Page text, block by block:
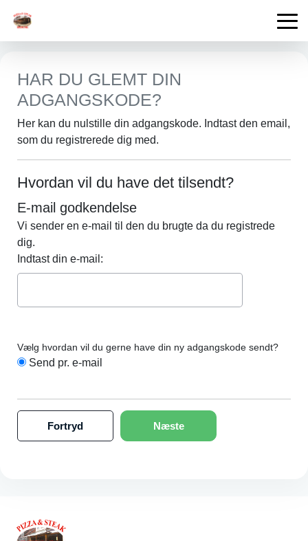
HAR DU GLEMT DIN
ADGANGSKODE?
Her kan du nulstille din adgangskode. Indtast den email,
som du registrerede dig med.
Hvordan vil du have det tilsendt?
E-mail godkendelse
Vi sender en e-mail til den du brugte da du registrede
dig.
Indtast din e-mail:
Vælg hvordan vil du gerne have din ny adgangskode sendt?
Send pr. e-mail
Fortryd Næste